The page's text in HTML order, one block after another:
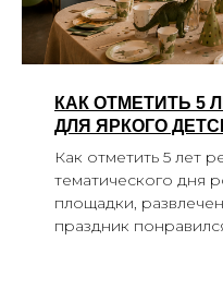
КАК ОТМЕТИТЬ 5
ДЛЯ ЯРКОГО
Как отметить 5 лет
тематического дня
площадки,
праздник